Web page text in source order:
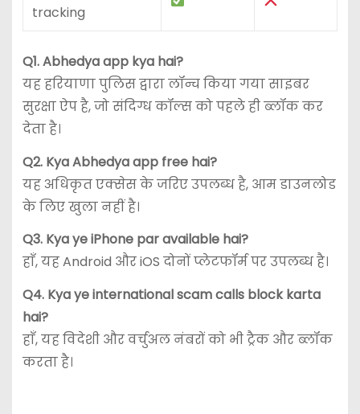
tracking
Q1. Abhedya app kya hai?
यह हरियाणा पुलिस द्वारा लॉन्च किया गया साइबर
सुरक्षा ऐप है, जो संदिग्ध कॉल्स को पहले ही ब्लॉक कर
देता है।
Q2. Kya Abhedya app free hai?
यह अधिकृत एक्सेस के जरिए उपलब्ध है, आम डाउनलोड
के लिए खुला नहीं है।
Q3. Kya ye iPhone par available hai?
हाँ, यह Android और iOS दोनों प्लेटफॉर्म पर उपलब्ध है।
Q4. Kya ye international scam calls block karta
hai?
हाँ, यह विदेशी और वर्चुअल नंबरों को भी ट्रैक और ब्लॉक
करता है।